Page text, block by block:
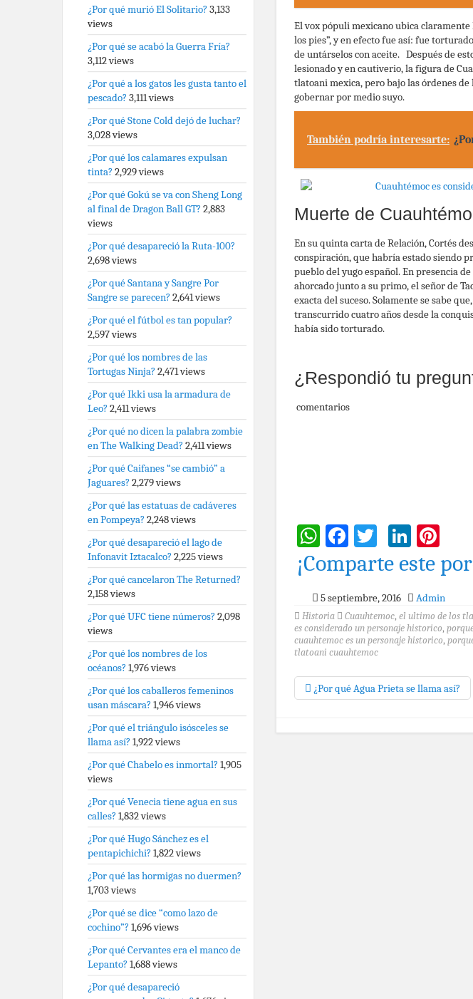
El vox pópuli mexicano ubica
los pies”, y en efecto fue así: fue
de untárselos con aceite. Después de
lesionado y en cautiverio, la figura de
tlatoani mexica, pero bajo las órdenes
gobernar por medio suyo.
También podría interesarte:
Muerte de
En su quinta carta de Relación, Cortés
conspiración, que habría estado siendo
pueblo del yugo español. En presencia
ahorcado junto a su primo, el señor de
exacta del suceso. Solamente se sabe
transcurrido cuatro años desde la
había sido torturado.
¿Respondió tu
comentarios
WhatsApp
Facebook
Twitter
¡Comparte este
5 septiembre, 2016 Admin
Historia Cuauhtemoc, el ultimo de los
es considerado un personaje historico,
cuauhtemoc es un personaje historico,
tlatoani cuauhtemoc
¿Por qué Agua Prieta se llama así?
¿Por qué murió El Solitario? 3,133
views
¿Por qué se acabó la Guerra Fría?
3,112 views
¿Por qué a los gatos les gusta tanto el
pescado? 3,111 views
¿Por qué Stone Cold dejó de luchar?
3,028 views
¿Por qué los calamares expulsan
tinta? 2,929 views
¿Por qué Gokú se va con Sheng Long
al final de Dragon Ball GT? 2,883
views
¿Por qué desapareció la Ruta-100?
2,698 views
¿Por qué Santana y Sangre Por
Sangre se parecen? 2,641 views
¿Por qué el fútbol es tan popular?
2,597 views
¿Por qué los nombres de las
Tortugas Ninja? 2,471 views
¿Por qué Ikki usa la armadura de
Leo? 2,411 views
¿Por qué no dicen la palabra zombie
en The Walking Dead? 2,411 views
¿Por qué Caifanes “se cambió” a
Jaguares? 2,279 views
¿Por qué las estatuas de cadáveres
en Pompeya? 2,248 views
¿Por qué desapareció el lago de
Infonavit Iztacalco? 2,225 views
¿Por qué cancelaron The Returned?
2,158 views
¿Por qué UFC tiene números? 2,098
views
¿Por qué los nombres de los
océanos? 1,976 views
¿Por qué los caballeros femeninos
usan máscara? 1,946 views
¿Por qué el triángulo isósceles se
llama así? 1,922 views
¿Por qué Chabelo es inmortal? 1,905
views
¿Por qué Venecia tiene agua en sus
calles? 1,832 views
¿Por qué Hugo Sánchez es el
pentapichichi? 1,822 views
¿Por qué las hormigas no duermen?
1,703 views
¿Por qué se dice “como lazo de
cochino”? 1,696 views
¿Por qué Cervantes era el manco de
Lepanto? 1,688 views
¿Por qué desapareció